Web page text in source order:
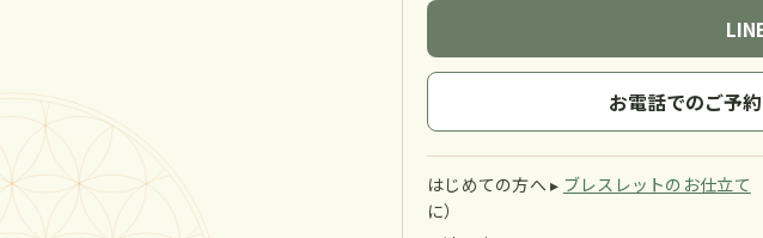
お電話でのご予
はじめての方へ ▸ ブレスレットのお仕立て
に）